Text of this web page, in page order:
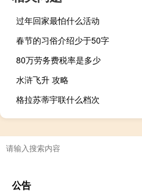
过年回家最怕什么活动
春节的习俗介绍少于50字
80万劳务费税率是多少
水浒飞升 攻略
格拉苏蒂宇联什么档次
公告